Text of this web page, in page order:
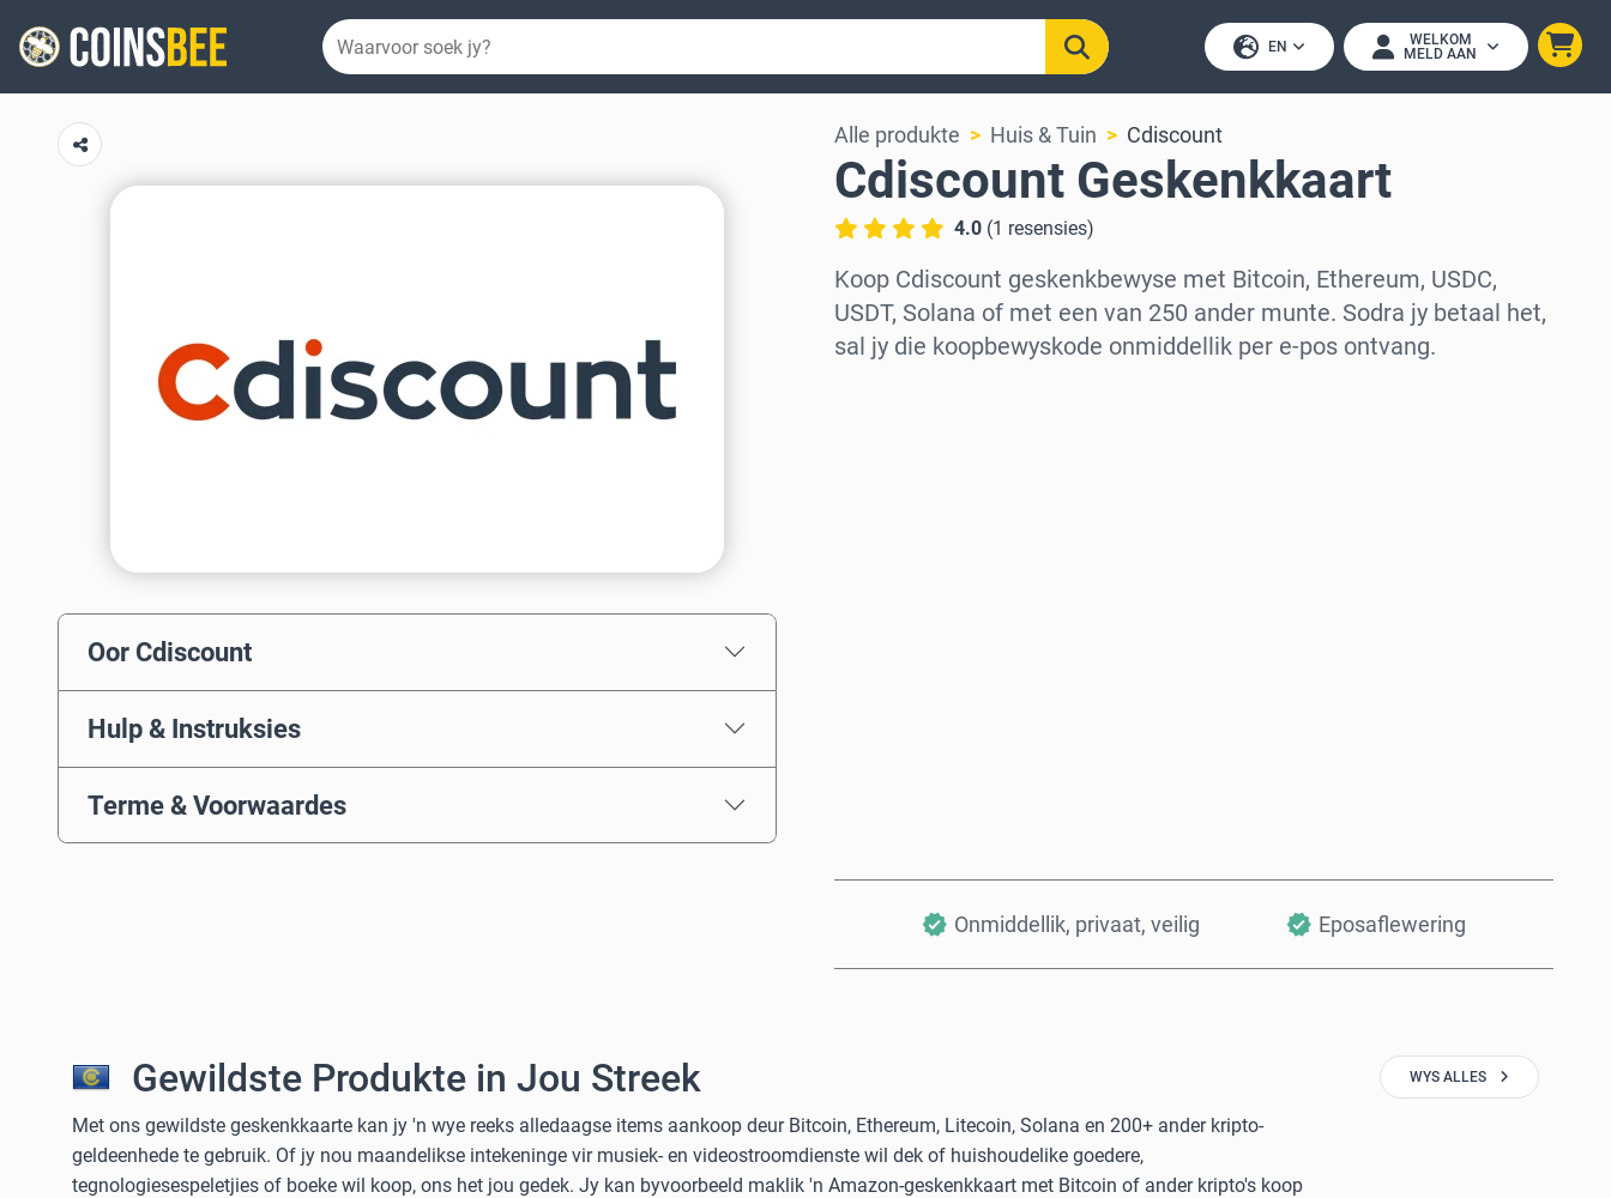
EN
WELKOM
MELD AAN
Oor Cdiscount
Hulp & Instruksies
Terme & Voorwaardes
Alle produkte Huis & Tuin Cdiscount
Cdiscount Geskenkkaart
4.0 (1 resensies)
Koop Cdiscount geskenkbewyse met Bitcoin, Ethereum, USDC,
USDT, Solana of met een van 250 ander munte. Sodra jy betaal het,
sal jy die koopbewyskode onmiddellik per e-pos ontvang.
Onmiddellik, privaat, veilig Eposaflewering
Gewildste Produkte in Jou Streek
Met ons gewildste geskenkkaarte kan jy 'n wye reeks alledaagse items aankoop deur Bitcoin, Ethereum, Litecoin, Solana en 200+ ander kripto-
geldeenhede te gebruik. Of jy nou maandelikse intekeninge vir musiek- en videostroomdienste wil dek of huishoudelike goedere,
tegnologiesespeletjies of boeke wil koop, ons het jou gedek. Jy kan byvoorbeeld maklik 'n Amazon-geskenkkaart met Bitcoin of ander kripto's koop
WYS ALLES